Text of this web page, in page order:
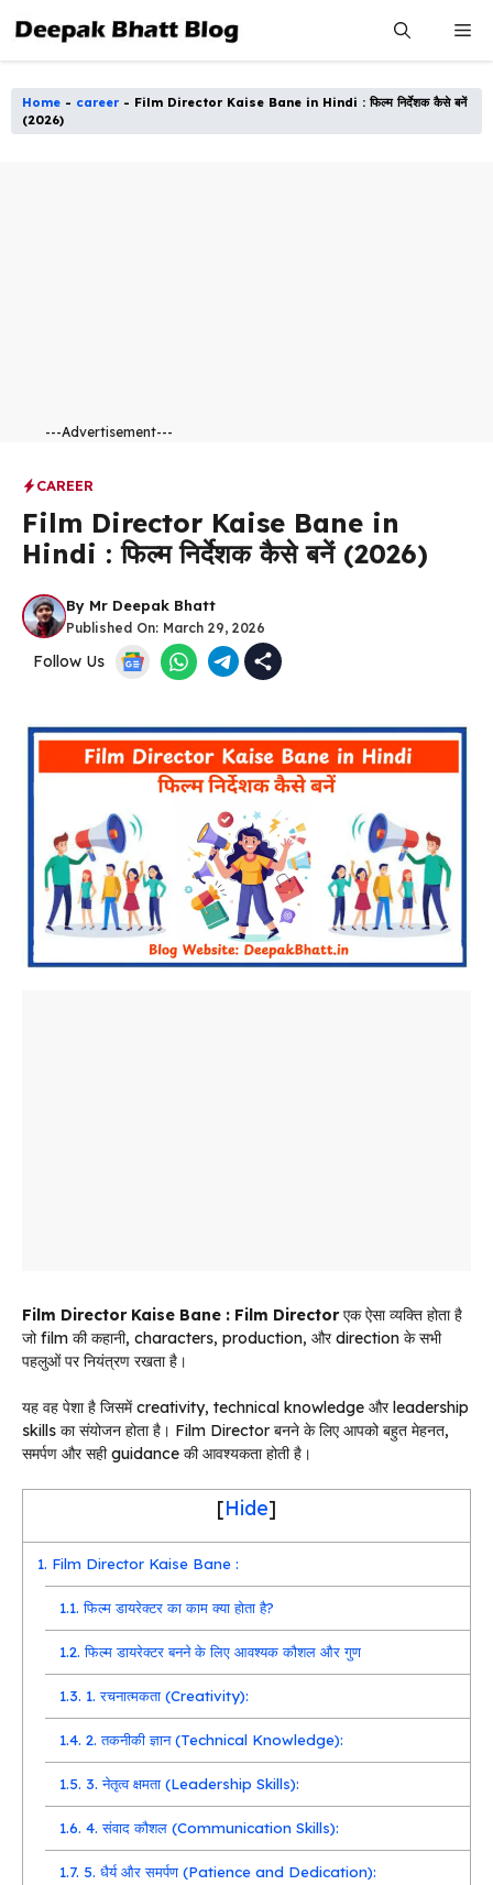
content
Home - career - Film Director Kaise Bane in Hindi : फिल्म निर्देशक कैसे बनें
(2026)
---Advertisement---
CAREER
Film Director Kaise Bane in
Hindi : फिल्म निर्देशक कैसे बनें (2026)
By Mr Deepak Bhatt
Published On: March 29, 2026
Follow Us
Film Director Kaise Bane : Film Directorएक ऐसा व्यक्ति होता है
जो film की कहानी, characters, production, और direction के सभी
पहलुओं पर नियंत्रण रखता है।
यह वह पेशा है जिसमें creativity, technical knowledge और leadership
skills का संयोजन होता है। Film Director बनने के लिए आपको बहुत मेहनत,
समर्पण और सही guidance की आवश्यकता होती है।
[Hide]
1. Film Director Kaise Bane :
1.1. फिल्म डायरेक्टर का काम क्या होता है?
1.2. फिल्म डायरेक्टर बनने के लिए आवश्यक कौशल और गुण
1.3. 1. रचनात्मकता (Creativity):
1.4. 2. तकनीकी ज्ञान (Technical Knowledge):
1.5. 3. नेतृत्व क्षमता (Leadership Skills):
1.6. 4. संवाद कौशल (Communication Skills):
1.7. 5. धैर्य और समर्पण (Patience and Dedication):